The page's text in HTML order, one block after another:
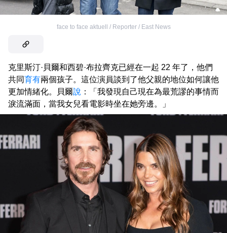
face to face aktuell / Reporter / East News
克里斯汀·貝爾和西碧·布拉齊克已經在一起 22 年了，他們
共同育有兩個孩子。這位演員談到了他父親的地位如何讓他
更加情緒化。貝爾說 ：「我發現自己現在為最荒謬的事情而
淚流滿面，當我女兒看電影時坐在她旁邊。」